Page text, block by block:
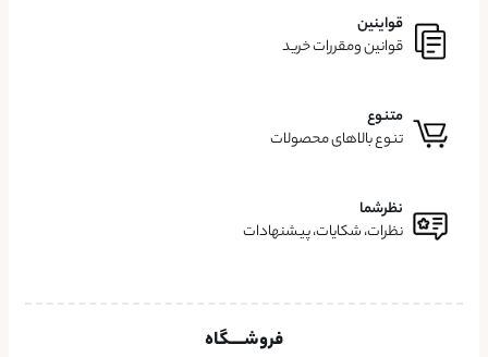
قواینین
قوانین ومقررات خرید
متنوع
تنوع بالاهای محصولات
نظرشما
نظرات، شکایات، پیشنهادات
فروشــــگاه